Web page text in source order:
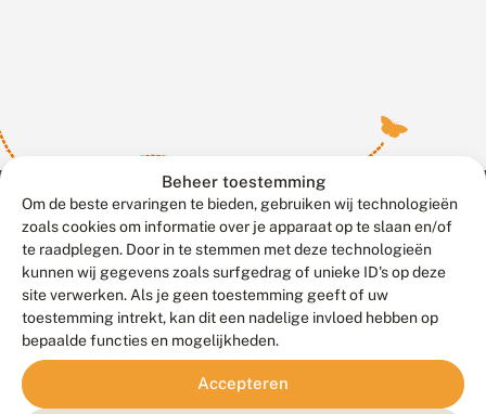
Beheer toestemming
Om de beste ervaringen te bieden, gebruiken wij technologieën
zoals cookies om informatie over je apparaat op te slaan en/of
te raadplegen. Door in te stemmen met deze technologieën
kunnen wij gegevens zoals surfgedrag of unieke ID's op deze
site verwerken. Als je geen toestemming geeft of uw
toestemming intrekt, kan dit een nadelige invloed hebben op
bepaalde functies en mogelijkheden.
Accepteren
Contact
Veelgestelde vragen
Meld waarnemingen© 2026 Vlinderstichting
Duurzaam ontwikkeld door
Go2People
, ontworpen door
Blue Field Agency
Privacy
Disclaimer
Sitemap